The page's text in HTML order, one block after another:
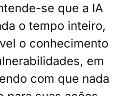
se que a IA
o tempo inteiro,
o conhecimento
em
com que nada